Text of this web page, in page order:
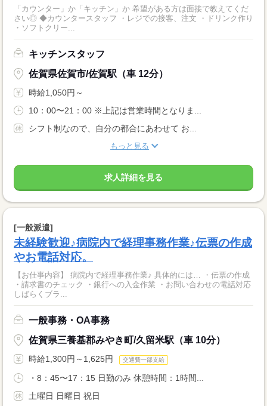
「カウンター」か「キッチン」か 希望がある方は面接で教えてくだ
さい◎ ◆カウンタースタッフ ・レジでの接客、注文 ・ドリンク作り
・ソフトクリー...
キッチンスタッフ
佐賀県佐賀市/佐賀駅（車 12分）
時給1,050円～
10：00〜21：00 ※上記は営業時間となりま...
シフト制なので、自分の都合にあわせて お...
もっと見る
求人詳細を見る
[一般派遣]
未経験歓迎♪病院内で経理事務作業♪伝票の作成
やお電話対応。
【お仕事内容】 病院内で経理事務作業♪ 具体的には… ・伝票の作成
・請求書のチェック ・銀行への入金作業 ・お問い合わせの電話対応
しばらくブラ...
一般事務・OA事務
佐賀県三養基郡みやき町/久留米駅（車 10分）
時給1,300円～1,625円 交通費一部支給
・8：45〜17：15 日勤のみ 休憩時間：1時間...
土曜日 日曜日 祝日